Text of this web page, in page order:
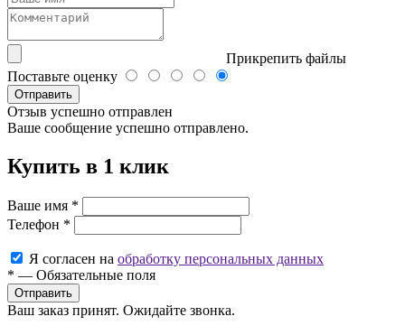
Прикрепить файлы
Поставьте оценку
Отправить
Отзыв успешно отправлен
Ваше сообщение успешно отправлено.
Купить в 1 клик
Ваше имя *
Телефон *
Я согласен на обработку персональных данных
* — Обязательные поля
Ваш заказ принят. Ожидайте звонка.